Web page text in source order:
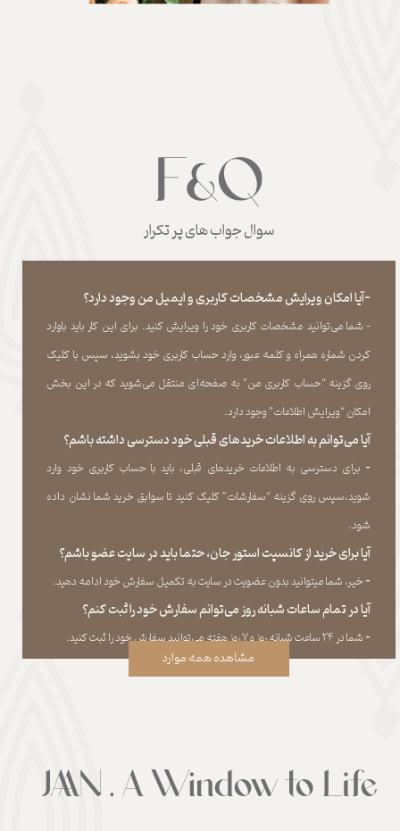
سوال جواب های پر تکرار
-آیا امکان ویرایش مشخصات کاربری و ایمیل من وجود دارد؟
- شما می‏‌توانید مشخصات کاربری خود را ویرایش کنید. برای این کار باید باوارد
کردن شماره همراه و کلمه عبور، وارد حساب کاربری خود بشوید، سپس با کلیک
روی گزینه “حساب کاربری من” به صفحه‏‌ای منتقل می‏‌شوید که در این بخش
امکان “ویرایش اطلاعات” وجود دارد.​​​​​​​
آیا می‌‏توانم به اطلاعات خریدهای قبلی خود دسترسی داشته باشم؟
​​​​​​​- برای دسترسی به اطلاعات خریدهای قبلی، باید با حساب کاربری خود وارد
شوید،سپس روی گزینه “سفارشات” کلیک کنید تا سوابق خرید شما نشان داده
‏شود.​​​​​​​
آیا برای خرید از کانسپت استور جان، حتما باید در سایت عضو باشم؟
​​​​​​​- خیر، شما میتوانید بدون عضویت در سایت به تکمیل سفارش خود ادامه دهید.​​​​​​​
آیا در تمام ساعات شبانه روز می‌توانم سفارش خود را ثبت کنم؟
​​​​​​​​​​​​​​- شما در ۲۴ ساعت شبانه روز و ۷ روز هفته می‌‏توانید سفارش خود را ثبت کنید.
مشاهده همه موارد